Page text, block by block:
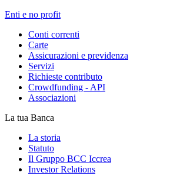
Enti e no profit
Conti correnti
Carte
Assicurazioni e previdenza
Servizi
Richieste contributo
Crowdfunding - API
Associazioni
La tua Banca
La storia
Statuto
Il Gruppo BCC Iccrea
Investor Relations